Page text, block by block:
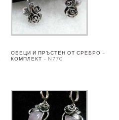
ОБЕЦИ И ПРЪСТЕН ОТ СРЕБРО –
КОМПЛЕКТ – N770